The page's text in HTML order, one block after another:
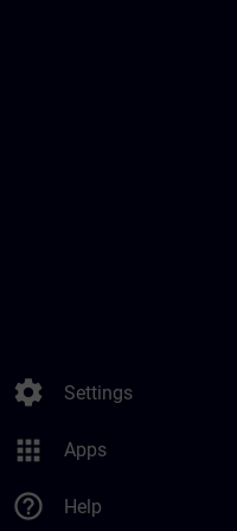
settings Settings
apps Apps
help_outline Help